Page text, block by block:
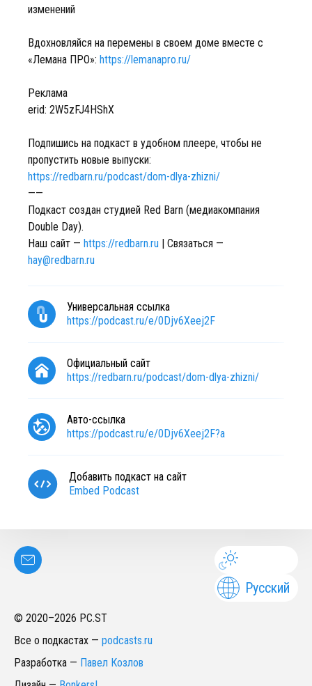
изменений
Вдохновляйся на перемены в своем доме вместе с
«Лемана ПРО»: https://lemanapro.ru/
Реклама
erid: 2W5zFJ4HShX
Подпишись на подкаст в удобном плеере, чтобы не
пропустить новые выпуски:
https://redbarn.ru/podcast/dom-dlya-zhizni/
——
Подкаст создан студией Red Barn (медиакомпания
Double Day).
Наш сайт — https://redbarn.ru | Связаться —
hay@redbarn.ru
Универсальная ссылка
https://podcast.ru/e/0Djv6Xeej2F
Официальный сайт
https://redbarn.ru/podcast/dom-dlya-zhizni/
Авто-ссылка
https://podcast.ru/e/0Djv6Xeej2F?a
Добавить подкаст на сайт
Embed Podcast
Русский
© 2020–2026 PC.ST
Все о подкастах — podcasts.ru
Разработка — Павел Козлов